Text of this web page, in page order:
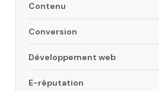
Contenu
Conversion
Développement web
E-réputation